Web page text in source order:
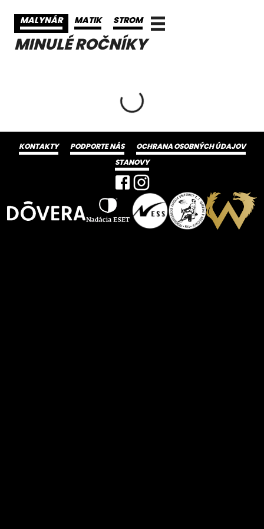
MALYNÁR MATIK STROM
MINULÉ ROČNÍKY
KONTAKTY PODPORTE NÁS
OCHRANA OSOBNÝCH ÚDAJOV
STANOVY